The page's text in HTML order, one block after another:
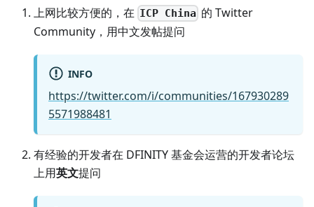
上网比较方便的，在 ICP China 的 Twitter
Community，用中文发帖提问
INFO
https://twitter.com/i/communities/167930289
5571988481
有经验的开发者在 DFINITY 基金会运营的开发者论坛
上用英文提问